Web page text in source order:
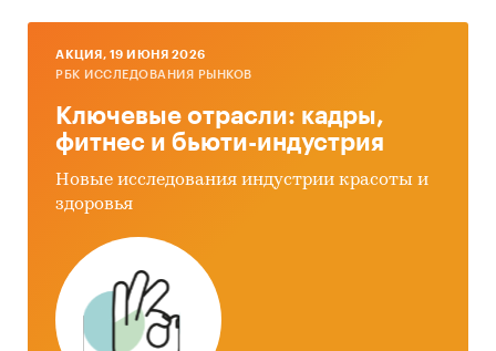
AКЦИЯ, 19 ИЮНЯ 2026
РБК ИССЛЕДОВАНИЯ РЫНКОВ
Ключевые отрасли: кадры,
фитнес и бьюти-индустрия
Новые исследования индустрии красоты и
здоровья